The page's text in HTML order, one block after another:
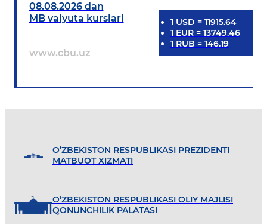
08.08.2026 dan
MB valyuta kurslari
www.cbu.uz
1 USD = 11915.64
1 EUR= 13749.46
1 RUB = 146.19
O’ZBEKISTON RESPUBLIKASI PREZIDENTI
MATBUOT XIZMATI
O’ZBEKISTON RESPUBLIKASI OLIY MAJLISI
QONUNCHILIK PALATASI